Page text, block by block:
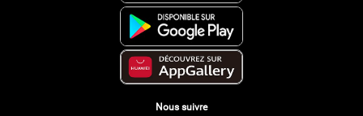
Nous suivre